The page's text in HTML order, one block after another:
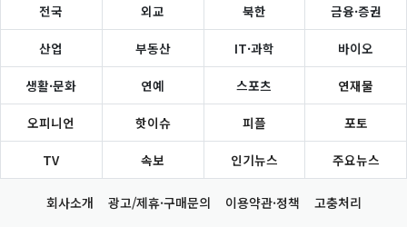
전국 외교 북한 금융·증권
산업 부동산 IT·과학 바이오
생활·문화 연예 스포츠 연재물
오피니언 핫이슈 피플 포토
TV 속보 인기뉴스 주요뉴스
회사소개 광고/제휴·구매문의 이용약관·정책 고충처리